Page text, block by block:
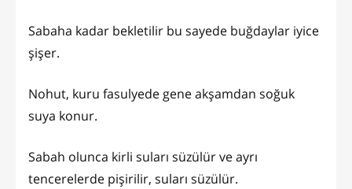
Sabaha kadar bekletilir bu sayede buğdaylar iyice
şişer.
Nohut, kuru fasulyede gene akşamdan soğuk
suya konur.
Sabah olunca kirli suları süzülür ve ayrı
tencerelerde pişirilir, suları süzülür.